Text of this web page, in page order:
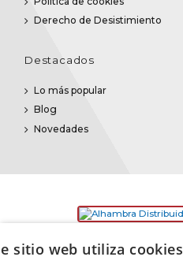
Derecho de Desistimiento
Destacados
Lo más popular
Blog
Novedades
sitio web utiliza cookies